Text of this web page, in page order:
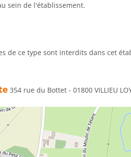
sein de l'établissement.
de ce type sont interdits dans cet
354 rue du Bottet - 01800 VILLIEU